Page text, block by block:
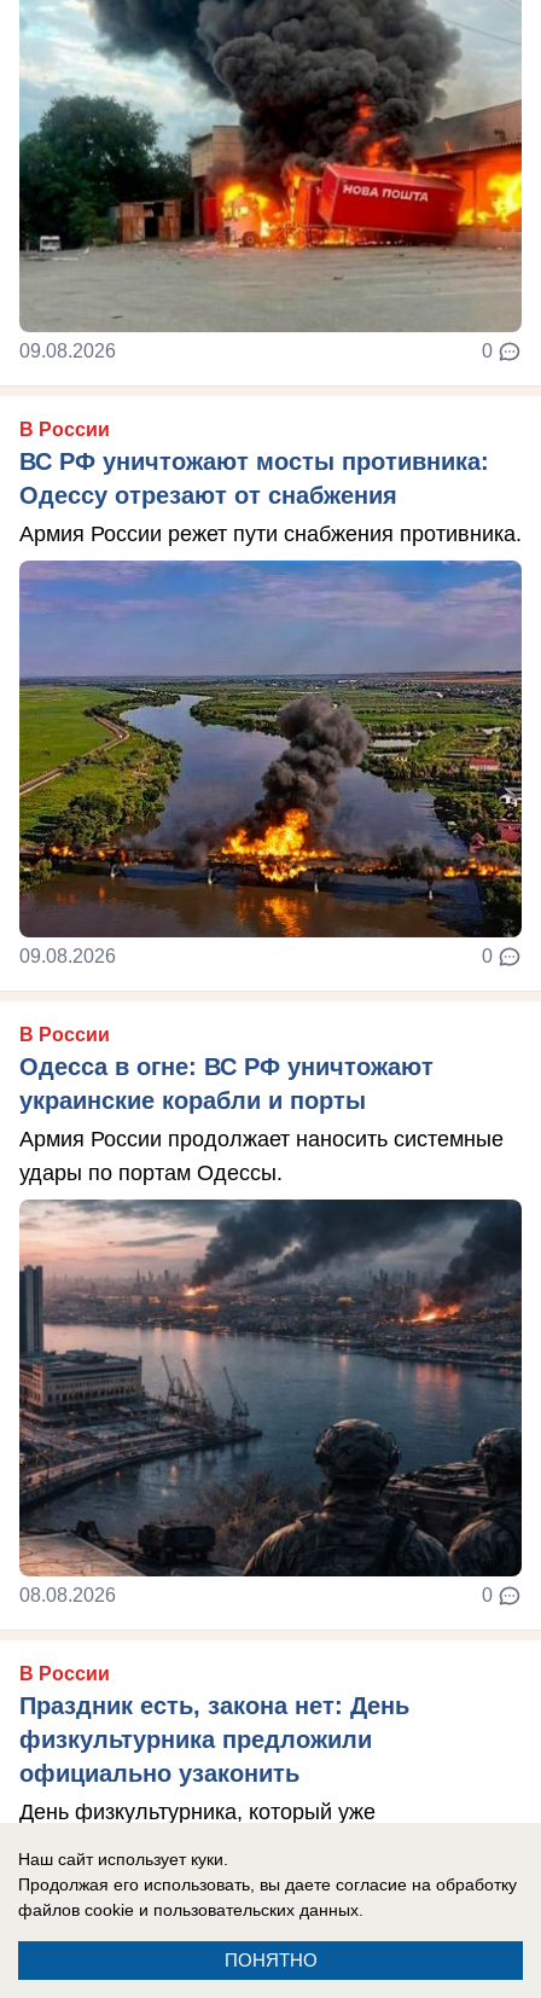
09.08.2026 0
В России
ВС РФ уничтожают мосты противника:
Одессу отрезают от снабжения
Армия России режет пути снабжения противника.
09.08.2026 0
В России
Одесса в огне: ВС РФ уничтожают
украинские корабли и порты
Армия России продолжает наносить системные
удары по портам Одессы.
08.08.2026 0
В России
Праздник есть, закона нет: День
физкультурника предложили
официально узаконить
День физкультурника, который уже
предложили официально закрепить в
законодательстве в ...
Наш сайт использует куки.
Продолжая его использовать, вы даете согласие на обработку
файлов cookie и пользовательских данных.
ПОНЯТНО